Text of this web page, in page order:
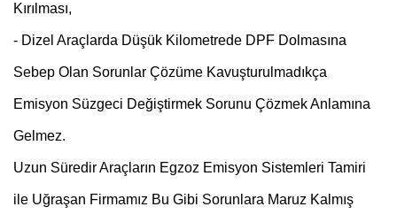
Kırılması,
- Dizel Araçlarda Düşük Kilometrede DPF Dolmasına
Sebep Olan Sorunlar Çözüme Kavuşturulmadıkça
Emisyon Süzgeci Değiştirmek Sorunu Çözmek Anlamına
Gelmez.
Uzun Süredir Araçların Egzoz Emisyon Sistemleri Tamiri
ile Uğraşan Firmamız Bu Gibi Sorunlara Maruz Kalmış